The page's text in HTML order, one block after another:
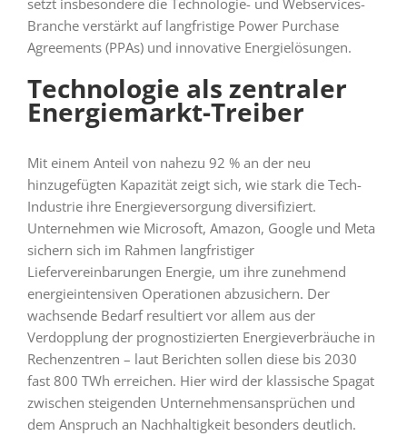
Branche verstärkt auf langfristige Power Purchase
Agreements (PPAs) und innovative Energielösungen.
Technologie als zentraler
Energiemarkt-Treiber
Mit einem Anteil von nahezu 92 % an der neu
hinzugefügten Kapazität zeigt sich, wie stark die Tech-
Industrie ihre Energieversorgung diversifiziert.
Unternehmen wie Microsoft, Amazon, Google und Meta
sichern sich im Rahmen langfristiger
Liefervereinbarungen Energie, um ihre zunehmend
energieintensiven Operationen abzusichern. Der
wachsende Bedarf resultiert vor allem aus der
Verdopplung der prognostizierten Energieverbräuche in
Rechenzentren – laut Berichten sollen diese bis 2030
fast 800 TWh erreichen. Hier wird der klassische Spagat
zwischen steigenden Unternehmensansprüchen und
dem Anspruch an Nachhaltigkeit besonders deutlich.